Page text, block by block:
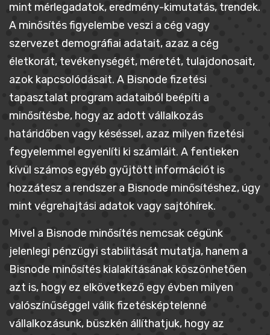
mint mérlegadatok, eredmény-kimutatás, trendek.
A minősítés figyelembe veszi a cég vagy
szervezet demográfiai adatait, azaz a cég
életkorát, tevékenységét, méretét, tulajdonosait,
azok kapcsolódásait. A Bisnode fizetési
tapasztalat program adataiból beépíti a
minősítésbe, hogy az adott vállalkozás
határidőben vagy késéssel, azaz milyen fizetési
fegyelemmel egyenlíti ki számláit. A fentieken
kívül számos egyéb gyűjtött információt is
hozzátesz a rendszer a Bisnode minősítéshez, úgy
mint végrehajtási adatok vagy sajtóhírek.
Mivel a Bisnode minősítés nemcsak cégünk
jelenlegi pénzügyi stabilitását mutatja, hanem a
Bisnode minősítés kialakításának köszönhetően
azt is, hogy ez elkövetkező egy évben milyen
valószínűséggel válik fizetésképtelenné
vállalkozásunk, büszkén állíthatjuk, hogy az